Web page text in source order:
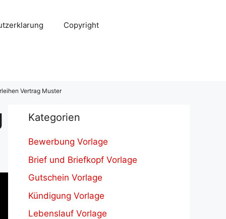
Copyright
Vertrag Muster
Kategorien
Bewerbung Vorlage
Brief und Briefkopf Vorlage
Gutschein Vorlage
Kündigung Vorlage
Lebenslauf Vorlage